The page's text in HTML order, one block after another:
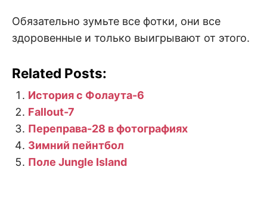
Обязательно зумьте все фотки, они все
здоровенные и только выигрывают от этого.
Related Posts:
История с Фолаута-6
Fallout-7
Переправа-28 в фотографиях
Зимний пейнтбол
Поле Jungle Island